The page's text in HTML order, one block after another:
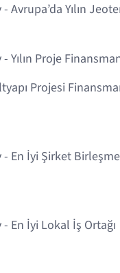
Avrupa’da Yılın
Yılın Proje
Projesi
En İyi Şirket
En İyi Lokal İş Ortağı